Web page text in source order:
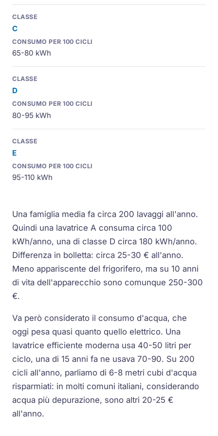
C
65-80 kWh
D
80-95 kWh
E
95-110 kWh
Una famiglia media fa circa 200 lavaggi all'anno.
Quindi una lavatrice A consuma circa 100
kWh/anno, una di classe D circa 180 kWh/anno.
Differenza in bolletta: circa 25-30 € all'anno.
Meno appariscente del frigorifero, ma su 10 anni
di vita dell'apparecchio sono comunque 250-300
€.
Va però considerato il consumo d'acqua, che
oggi pesa quasi quanto quello elettrico. Una
lavatrice efficiente moderna usa 40-50 litri per
ciclo, una di 15 anni fa ne usava 70-90. Su 200
cicli all'anno, parliamo di 6-8 metri cubi d'acqua
risparmiati: in molti comuni italiani, considerando
acqua più depurazione, sono altri 20-25 €
all'anno.